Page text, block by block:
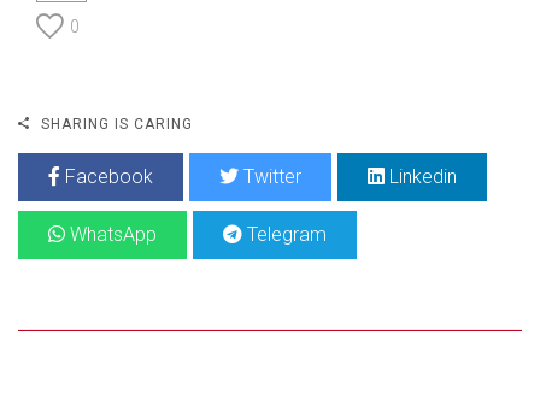
0
SHARING IS CARING
Facebook Twitter Linkedin
WhatsApp Telegram